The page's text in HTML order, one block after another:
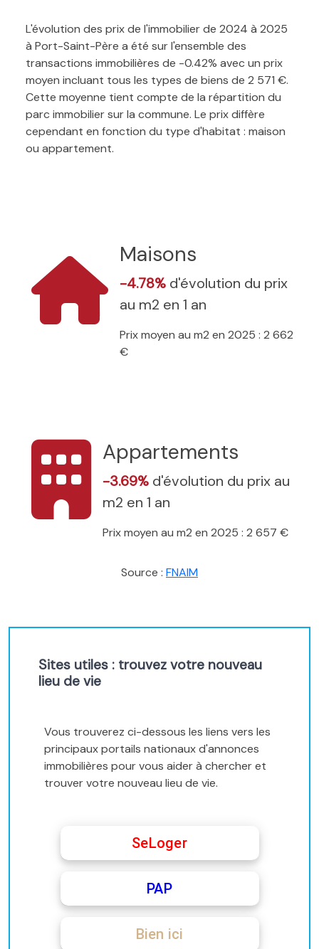
L'évolution des prix de l'immobilier de 2024 à 2025
à Port-Saint-Père a été sur l'ensemble des
transactions immobilières de -0.42% avec un prix
moyen incluant tous les types de biens de 2 571 €.
Cette moyenne tient compte de la répartition du
parc immobilier sur la commune. Le prix diffère
cependant en fonction du type d'habitat : maison
ou appartement.
Maisons
-4.78% d'évolution du prix
au m2 en 1 an
Prix moyen au m2 en 2025 : 2 662
€
Appartements
-3.69% d'évolution du prix au
m2 en 1 an
Prix moyen au m2 en 2025 : 2 657 €
Source : FNAIM
Sites utiles : trouvez votre nouveau
lieu de vie
Vous trouverez ci-dessous les liens vers les
principaux portails nationaux d'annonces
immobilières pour vous aider à chercher et
trouver votre nouveau lieu de vie.
SeLoger
PAP
Bien ici